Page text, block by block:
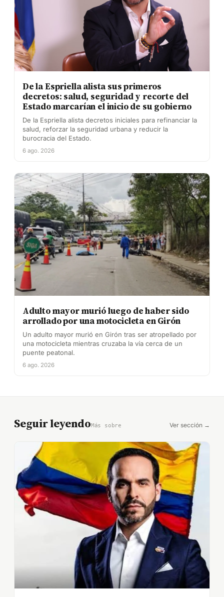
De la Espriella alista sus primeros
decretos: salud, seguridad y recorte del
Estado marcarían el inicio de su gobierno
De la Espriella alista decretos iniciales para refinanciar la
salud, reforzar la seguridad urbana y reducir la
burocracia del Estado.
6 ago. 2026
Adulto mayor murió luego de haber sido
arrollado por una motocicleta en Girón
Un adulto mayor murió en Girón tras ser atropellado por
una motocicleta mientras cruzaba la vía cerca de un
puente peatonal.
6 ago. 2026
Seguir leyendoMás sobre Ver sección →